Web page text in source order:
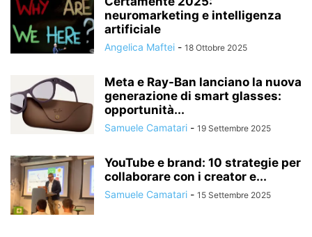
neuromarketing e intelligenza
artificiale
Angelica Maftei - 18 Ottobre 2025
Meta e Ray-Ban lanciano la nuova
generazione di smart glasses:
opportunità...
Samuele Camatari - 19 Settembre 2025
YouTube e brand: 10 strategie per
collaborare con i creator e...
Samuele Camatari - 15 Settembre 2025